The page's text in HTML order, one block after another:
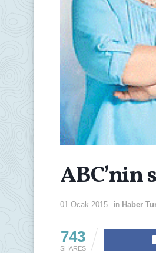
ABC’nin
01 Ocak 2015 in Haber
743
SHARES